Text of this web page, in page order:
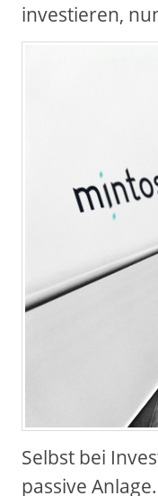
investieren,
Selbst bei
passive